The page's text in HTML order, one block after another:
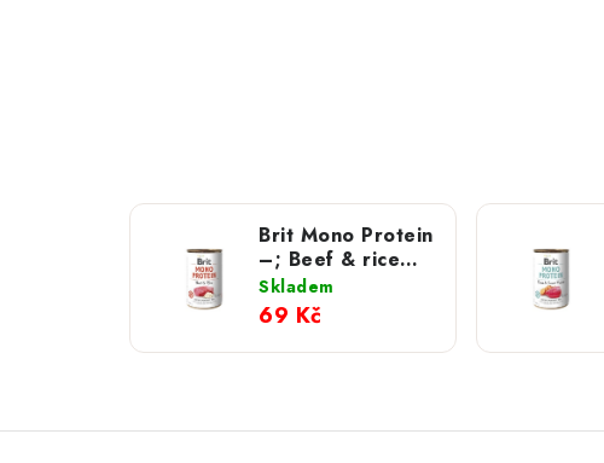
Brit Mono Protein
–; Beef & rice
400 g
Skladem
69 Kč